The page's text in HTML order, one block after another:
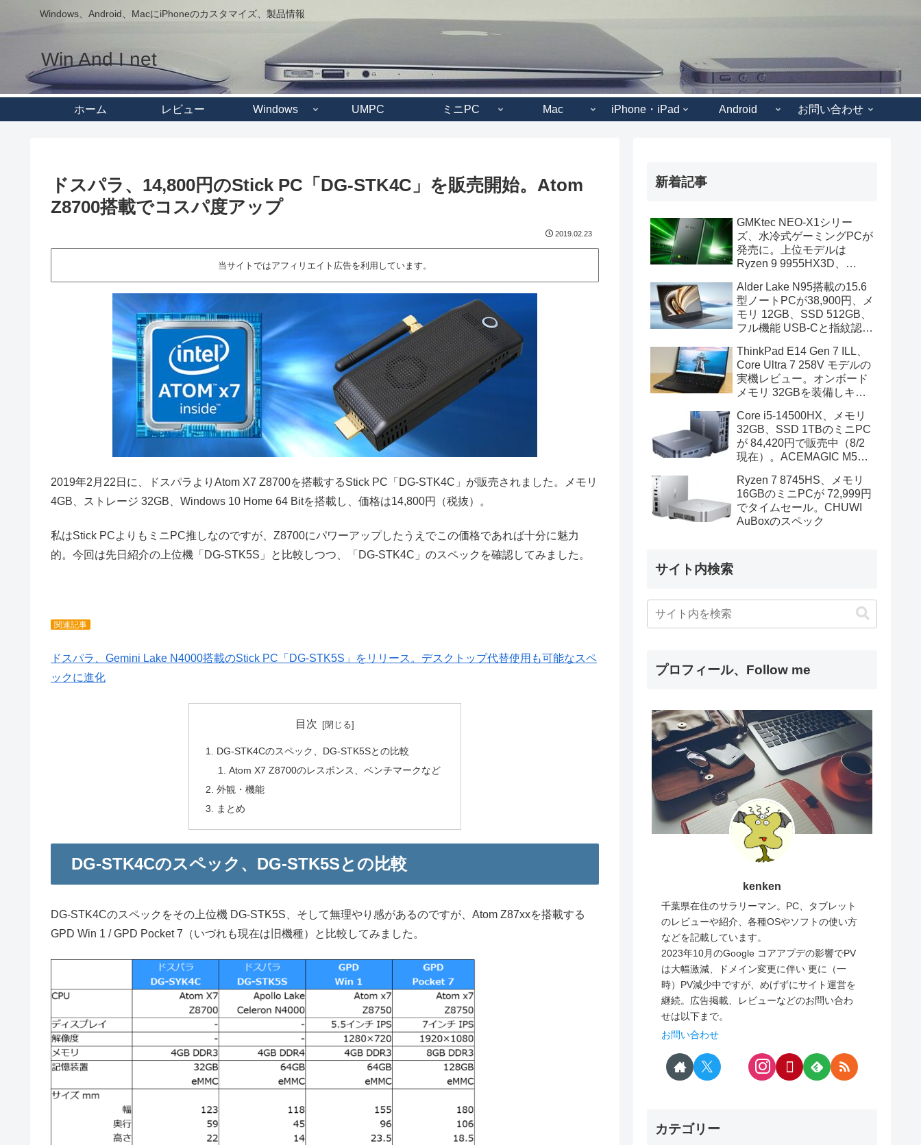
Windows、Android、MacにiPhoneのカスタマイズ、製品情報
Win And I net
ホーム レビュー Windows UMPC ミニPC Mac iPhone・iPad Android お問い合わせ
ドスパラ、14,800円のStick PC「DG-STK4C」を販売開始。Atom
Z8700搭載でコスパ度アップ
2019.02.23
当サイトではアフィリエイト広告を利用しています。
2019年2月22日に、ドスパラよりAtom X7 Z8700を搭載するStick PC「DG-STK4C」が販売されました。メモリ
4GB、ストレージ 32GB、Windows 10 Home 64 Bitを搭載し、価格は14,800円（税抜）。
私はStick PCよりもミニPC推しなのですが、Z8700にパワーアップしたうえでこの価格であれば十分に魅力
的。今回は先日紹介の上位機「DG-STK5S」と比較しつつ、「DG-STK4C」のスペックを確認してみました。
関連記事
ドスパラ、Gemini Lake N4000搭載のStick PC「DG-STK5S」をリリース。デスクトップ代替使用も可能なスペ
ックに進化
目次
DG-STK4Cのスペック、DG-STK5Sとの比較
Atom X7 Z8700のレスポンス、ベンチマークなど
外観・機能
まとめ
DG-STK4Cのスペック、DG-STK5Sとの比較
DG-STK4Cのスペックをその上位機 DG-STK5S、そして無理やり感があるのですが、Atom Z87xxを搭載する
GPD Win 1 / GPD Pocket 7（いづれも現在は旧機種）と比較してみました。
新着記事
GMKtec NEO-X1シリー
ズ、水冷式ゲーミングPCが
発売に。上位モデルは
Ryzen 9 9955HX3D、
Alder Lake N95搭載の15.6
型ノートPCが38,900円、メ
モリ 12GB、SSD 512GB、
フル機能 USB-Cと指紋認証
ThinkPad E14 Gen 7 ILL、
Core Ultra 7 258V モデルの
実機レビュー。オンボード
メモリ 32GBを装備しキビ
Core i5-14500HX、メモリ
32GB、SSD 1TBのミニPC
が 84,420円で販売中（8/2
現在）。ACEMAGIC M5の
Ryzen 7 8745HS、メモリ
16GBのミニPCが 72,999円
でタイムセール。CHUWI
AuBoxのスペック
サイト内検索
プロフィール、Follow me
kenken
千葉県在住のサラリーマン。PC、タブレット
のレビューや紹介、各種OSやソフトの使い方
などを記載しています。
2023年10月のGoogle コアアプデの影響でPV
は大幅激減、ドメイン変更に伴い 更に（一
時）PV減少中ですが、めげずにサイト運営を
継続。広告掲載、レビューなどのお問い合わ
せは以下まで。
お問い合わせ
カテゴリー